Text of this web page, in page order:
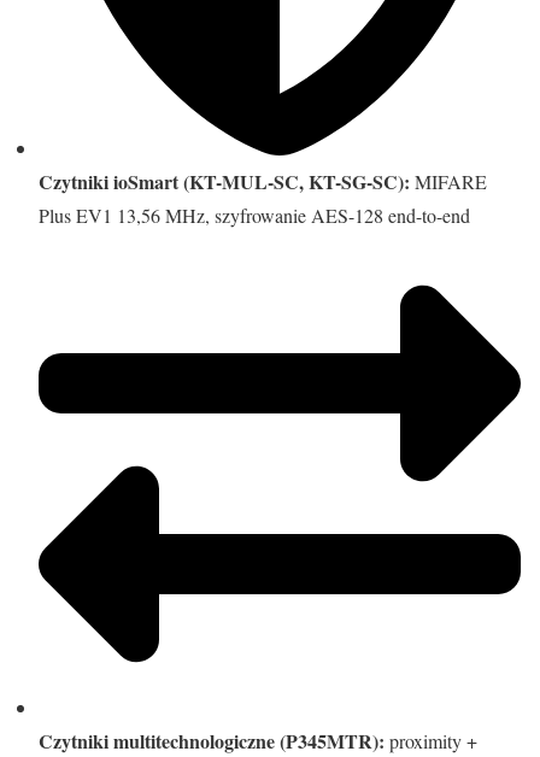
Czytniki ioSmart (KT-MUL-SC, KT-SG-SC): MIFARE
Plus EV1 13,56 MHz, szyfrowanie AES-128 end-to-end
Czytniki multitechnologiczne (P345MTR): proximity +